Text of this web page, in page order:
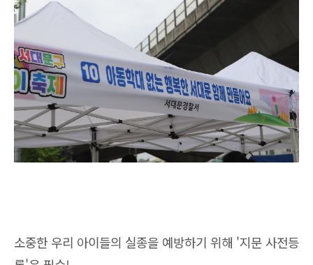
소중한 우리 아이들의 실종을 예방하기 위해 '지문 사전등